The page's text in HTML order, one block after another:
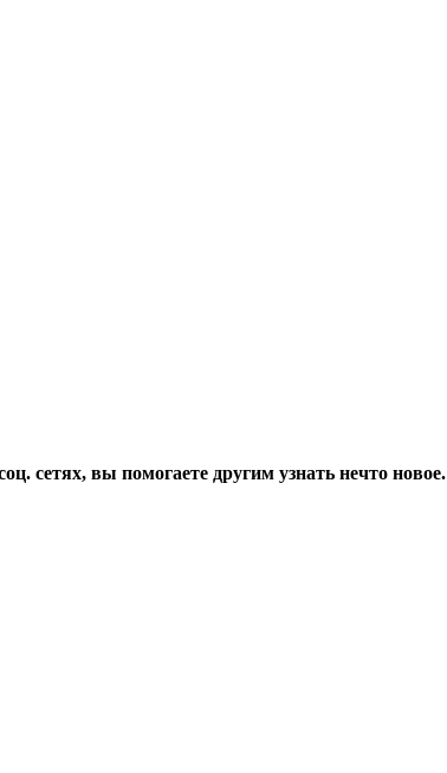
сетях, вы помогаете другим узнать нечто новое.